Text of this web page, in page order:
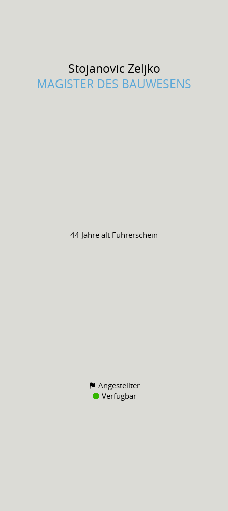
Stojanovic Zeljko
MAGISTER DES BAUWESENS
44 Jahre alt Führerschein
Angestellter
Verfügbar